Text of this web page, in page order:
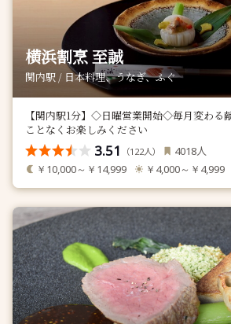
横浜割烹 至誠
関内駅 / 日本料理、うなぎ、ふぐ
【関内駅1分】◇日曜営業開始◇毎月変わる
ことなくお楽しみください
3.51 （122人） 4018人
￥10,000～￥14,999 ￥4,000～￥4,999